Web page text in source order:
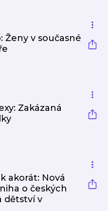
Ženy v současné
Zakázaná
akorát: Nová
o českých
dětství v